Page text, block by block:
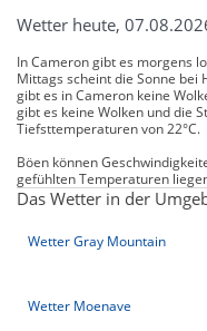
Wetter heute,
In Cameron gibt es morgens
Mittags scheint die Sonne bei
gibt es in Cameron keine
gibt es keine Wolken und die
Tiefsttemperaturen von 22°C.
Böen können
gefühlten Temperaturen
Das Wetter in der
Wetter Gray Mountain
Wetter Moenave